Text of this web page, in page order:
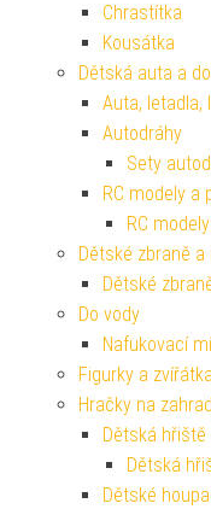
Chrastítka
Kousátka
Dětská auta a
Auta, letadla,
Autodráhy
Sety
RC modely a
RC modely
Dětské zbraně
Dětské
Do vody
Nafukovací
Figurky a zvířátka
Hračky na
Dětská
Dětská
Dětské